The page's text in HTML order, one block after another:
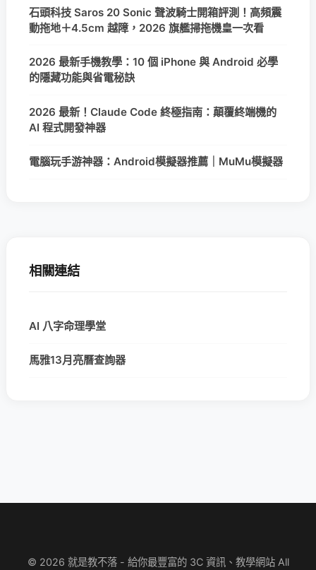
石頭科技 Saros 20 Sonic 聲波騎士開箱評測！高頻震
動拖地＋4.5cm 越障，2026 旗艦掃拖機皇一次看
2026 最新手機教學：10 個 iPhone 與 Android 必學
的隱藏功能與省電秘訣
2026 最新！Claude Code 終極指南：顛覆終端機的
AI 程式開發神器
電腦玩手游神器：Android模擬器推薦｜MuMu模擬器
相關連結
AI 八字命理學堂
馬雅13月亮曆查詢器
© 2026 就是教不落 - 給你最豐富的 3C 資訊、教學網站 All